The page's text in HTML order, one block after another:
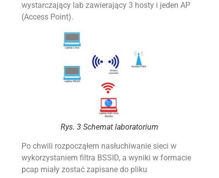
wystarczający lab zawierający 3 hosty i jeden AP
(Access Point).
Rys. 3 Schemat laboratorium
Po chwili rozpocząłem nasłuchiwanie sieci w
wykorzystaniem filtra BSSID, a wyniki w formacie
pcap miały zostać zapisane do pliku